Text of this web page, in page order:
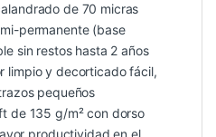
de 70 micras
permanente (base
sin restos hasta 2 años
limpio y decorticado fácil,
pequeños
de 135 g/m² con dorso